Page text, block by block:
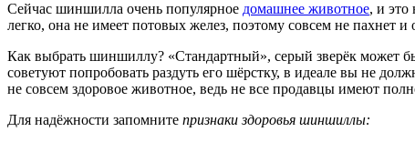
Сейчас шиншилла очень популярное домашнее животное, и это
легко, она не имеет потовых желез, поэтому совсем не пахнет
Как выбрать шиншиллу? «Стандартный», серый зверёк может
советуют попробовать раздуть его шёрстку, в идеале вы не
не совсем здоровое животное, ведь не все продавцы имеют
Для надёжности запомните признаки здоровья шиншиллы: